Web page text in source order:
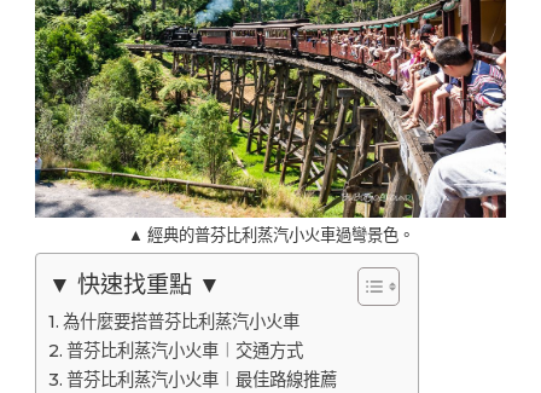
次
搞
定
Puffing
Billy
Railway〉
中
▲ 經典的普芬比利蒸汽小火車過彎景色。
▼ 快速找重點 ▼
為什麼要搭普芬比利蒸汽小火車
普芬比利蒸汽小火車︱交通方式
普芬比利蒸汽小火車︱最佳路線推薦